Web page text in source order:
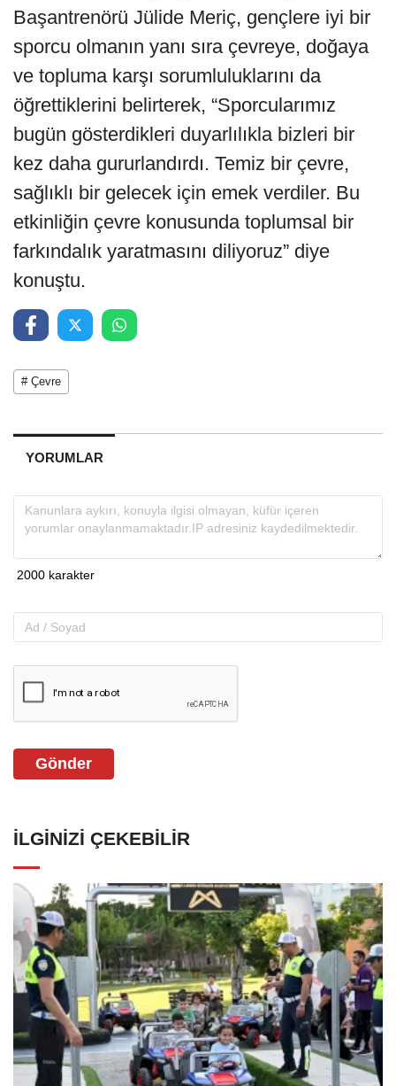
Başantrenörü Jülide Meriç, gençlere iyi bir
sporcu olmanın yanı sıra çevreye, doğaya
ve topluma karşı sorumluluklarını da
öğrettiklerini belirterek, “Sporcularımız
bugün gösterdikleri duyarlılıkla bizleri bir
kez daha gururlandırdı. Temiz bir çevre,
sağlıklı bir gelecek için emek verdiler. Bu
etkinliğin çevre konusunda toplumsal bir
farkındalık yaratmasını diliyoruz” diye
konuştu.
# Çevre
YORUMLAR
Gönder
İLGINIZI ÇEKEBILIR